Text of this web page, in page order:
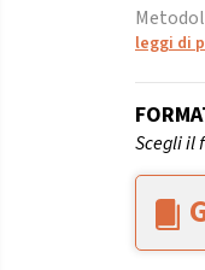
leggi di
Scegli il